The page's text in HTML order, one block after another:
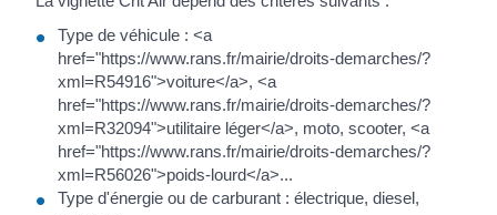
Type de véhicule : <a
href="https://www.rans.fr/mairie/droits-demarches/?
xml=R54916">voiture</a>, <a
href="https://www.rans.fr/mairie/droits-demarches/?
xml=R32094">utilitaire léger</a>, moto, scooter, <a
href="https://www.rans.fr/mairie/droits-demarches/?
xml=R56026">poids-lourd</a>...
Type d'énergie ou de carburant : électrique, diesel,